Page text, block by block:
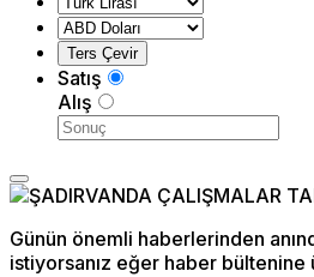
Satış
Alış
Günün önemli haberlerinden
istiyorsanız eğer haber bültenine